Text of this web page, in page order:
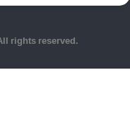
rights reserved.